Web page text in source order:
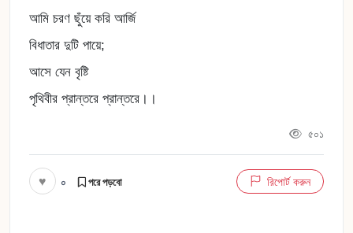
আমি চরণ ছুঁয়ে করি আর্জি
বিধাতার দুটি পায়ে;
আসে যেন বৃষ্টি
পৃথিবীর প্রান্তরে প্রান্তরে।।
৫০১
♥ ০ পরে পড়বো রিপোর্ট করুন